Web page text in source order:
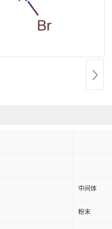
中间体
粉末